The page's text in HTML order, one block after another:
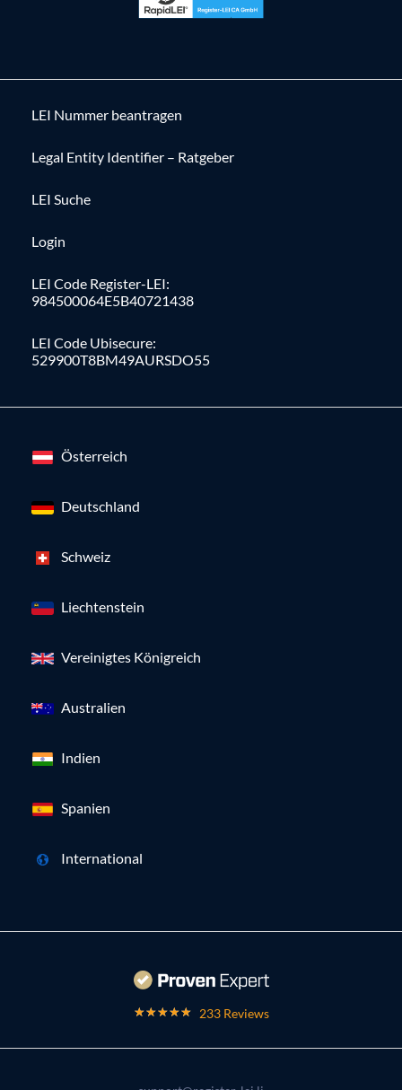
LEI Nummer beantragen
Legal Entity Identifier – Ratgeber
LEI Suche
Login
LEI Code Register-LEI:
984500064E5B40721438
LEI Code Ubisecure:
529900T8BM49AURSDO55
Österreich
Deutschland
Schweiz
Liechtenstein
Vereinigtes Königreich
Australien
Indien
Spanien
International
233 Reviews